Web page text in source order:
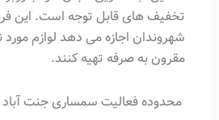
تخفیف های قابل توجه است. این
شهروندان اجازه می دهد لوازم مورد
مقرون به صرفه تهیه کنند.
محدوده فعالیت سمساری جنت آباد